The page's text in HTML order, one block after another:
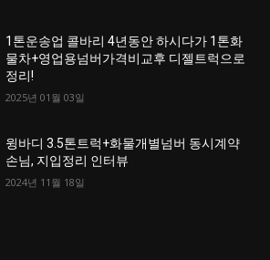
1톤운송업 콜바리 4년동안 하시다가 1톤화
물차+영업용넘버가격비교후 디젤트럭으로
정리!
2025년 01월 03일
윙바디 3.5톤트럭+화물개별넘버 동시계약
손님, 지입정리 인터뷰
2024년 11월 18일